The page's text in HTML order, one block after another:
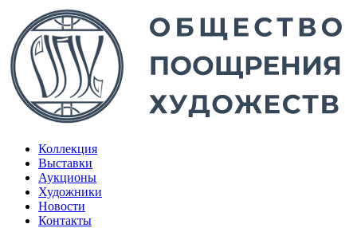
Коллекция
Выставки
Аукционы
Художники
Новости
Контакты